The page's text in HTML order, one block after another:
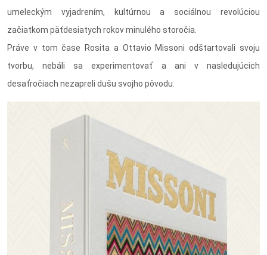
umeleckým vyjadrením, kultúrnou a sociálnou revolúciou
začiatkom päťdesiatych rokov minulého storočia.
Práve v tom čase Rosita a Ottavio Missoni odštartovali svoju
tvorbu, nebáli sa experimentovať a ani v nasledujúcich
desaťročiach nezapreli dušu svojho pôvodu.